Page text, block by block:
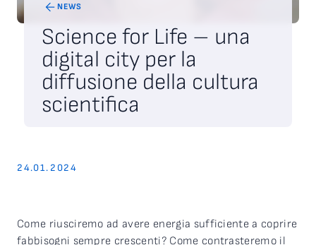
NEWS
Science for Life – una
digital city per la
diffusione della cultura
scientifica
24.01.2024
Come riusciremo ad avere energia sufficiente a coprire
fabbisogni sempre crescenti? Come contrasteremo il